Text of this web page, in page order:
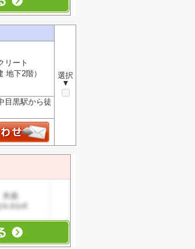
選択
▼
リート
地下2階）
目黒駅から徒